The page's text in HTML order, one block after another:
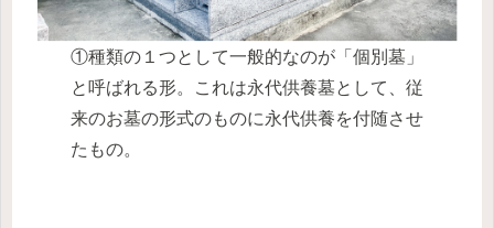
①種類の１つとして一般的なのが「個別墓」
と呼ばれる形。これは永代供養墓として、従
来のお墓の形式のものに永代供養を付随させ
たもの。